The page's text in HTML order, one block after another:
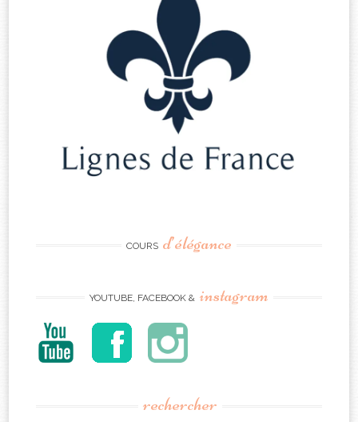
COURS d’élégance
YOUTUBE, FACEBOOK & instagram
rechercher